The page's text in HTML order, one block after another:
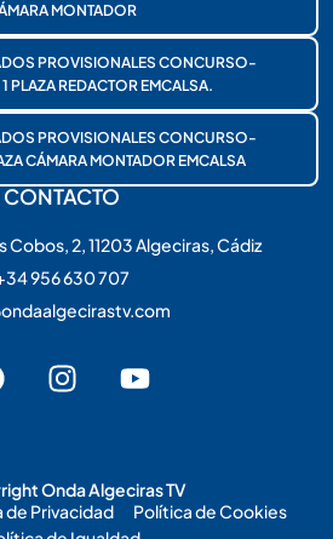
MONTADOR
PROVISIONALES CONCURSO-
PLAZA REDACTOR EMCALSA.
PROVISIONALES CONCURSO-
CÁMARA MONTADOR EMCALSA
CONTACTO
Cobos, 2, 11203 Algeciras, Cádiz
956 630 707
Onda Algeciras TV
de Privacidad
Política de Cookies